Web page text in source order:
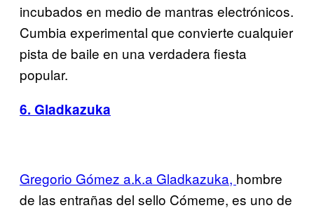
incubados en medio de mantras electrónicos.
Cumbia experimental que convierte cualquier
pista de baile en una verdadera fiesta
popular.
6. Gladkazuka
Gregorio Gómez a.k.a Gladkazuka, hombre
de las entrañas del sello Cómeme, es uno de